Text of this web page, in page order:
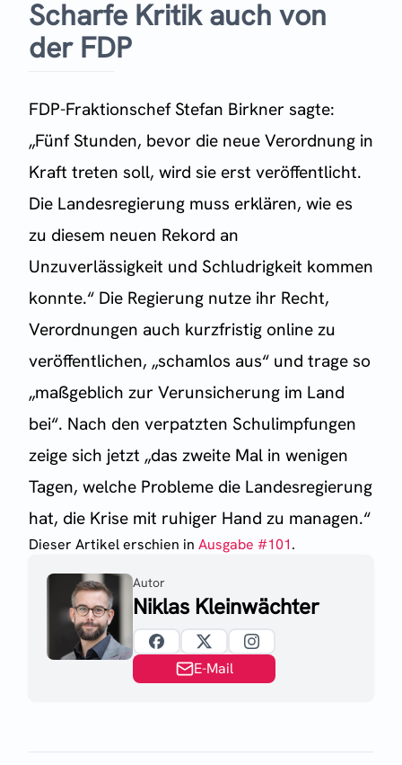
Scharfe Kritik auch von
der FDP
FDP-Fraktionschef Stefan Birkner sagte:
„Fünf Stunden, bevor die neue Verordnung in
Kraft treten soll, wird sie erst veröffentlicht.
Die Landesregierung muss erklären, wie es
zu diesem neuen Rekord an
Unzuverlässigkeit und Schludrigkeit kommen
konnte.“ Die Regierung nutze ihr Recht,
Verordnungen auch kurzfristig online zu
veröffentlichen, „schamlos aus“ und trage so
„maßgeblich zur Verunsicherung im Land
bei“. Nach den verpatzten Schulimpfungen
zeige sich jetzt „das zweite Mal in wenigen
Tagen, welche Probleme die Landesregierung
hat, die Krise mit ruhiger Hand zu managen.“
Dieser Artikel erschien in Ausgabe #101.
Autor
Niklas Kleinwächter
E-Mail